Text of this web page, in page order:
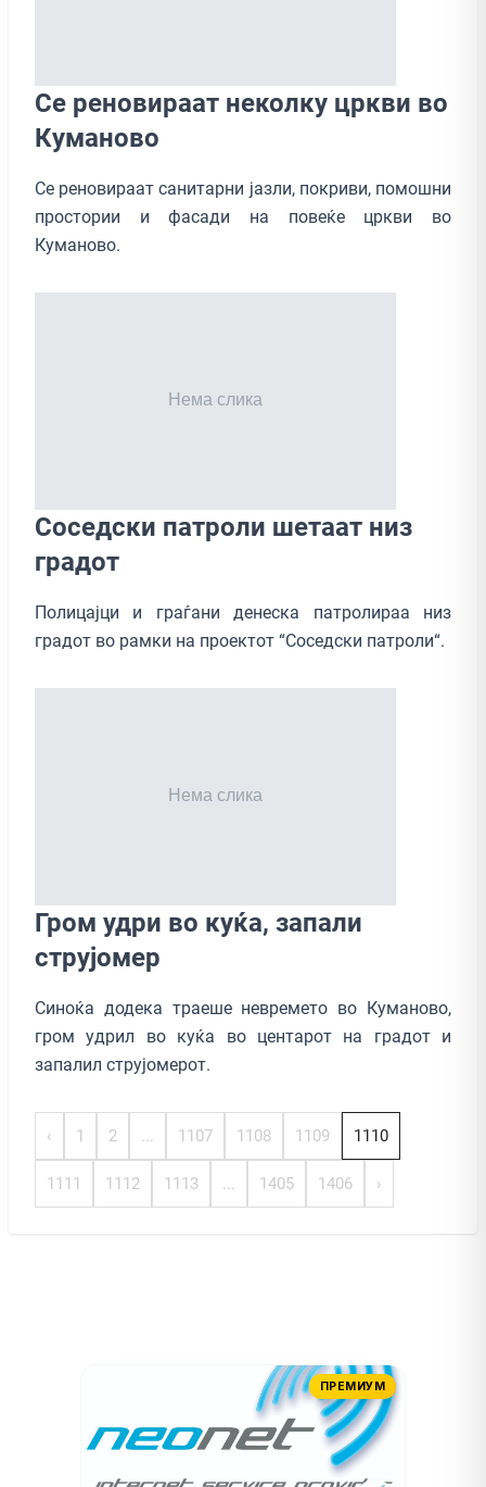
Се реновираат неколку цркви во
Куманово
Се реновираат санитарни јазли, покриви, помошни
простории и фасади на повеќе цркви во
Куманово.
Соседски патроли шетаат низ
градот
Полицајци и граѓани денеска патролираа низ
градот во рамки на проектот “Соседски патроли“.
Гром удри во куќа, запали
струјомер
Синоќа додека траеше невремето во Куманово,
гром удрил во куќа во центарот на градот и
запалил струјомерот.
‹ 1 2 ... 1107 1108 1109 1110
1111 1112 1113 ... 1405 1406 ›
ПРЕМИУМ